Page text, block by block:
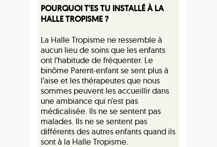
POURQUOI T'ES TU INSTALLÉ À LA
HALLE TROPISME ?
La Halle Tropisme ne ressemble à
aucun lieu de soins que les enfants
ont l’habitude de fréquenter. Le
binôme Parent-enfant se sent plus à
l’aise et les thérapeutes que nous
sommes peuvent les accueillir dans
une ambiance qui n’est pas
médicalisée. Ils ne se sentent pas
malades. Ils ne se sentent pas
différents des autres enfants quand ils
sont à la Halle Tropisme.